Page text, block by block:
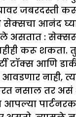
जबरदस्ती
सेक्सचा आनंद
असतात :
करू शकता.
टॉक्स आणि
आवडणार नाही,
नसाल तर असं